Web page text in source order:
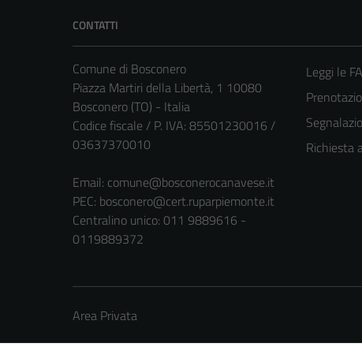
CONTATTI
Comune di Bosconero
Piazza Martiri della Libertà, 1 10080
Bosconero (TO) - Italia
Codice fiscale / P. IVA: 85501230016 /
03637370010
Email: comune@bosconerocanavese.it
PEC: bosconero@cert.ruparpiemonte.it
Centralino unico: 011 9889616 -
0119889372
Leggi le
Richiesta
Area Privata